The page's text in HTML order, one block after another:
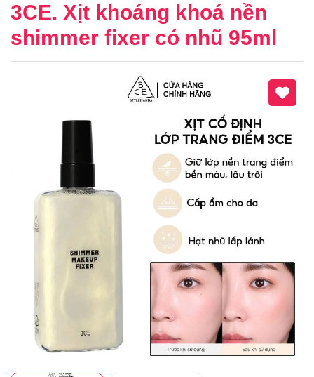
3CE. Xịt khoáng khoá nền
shimmer fixer có nhũ 95ml
Mã giảm giá:
Điều kiện: